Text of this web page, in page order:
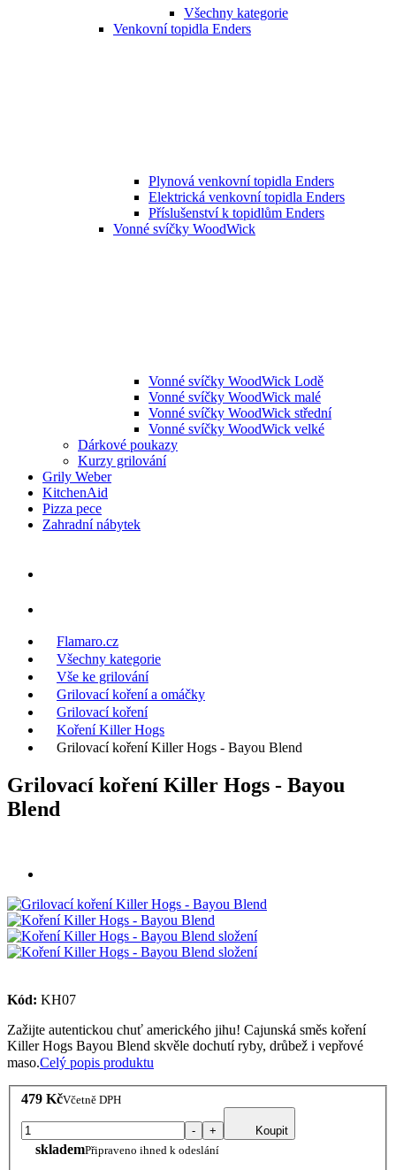
Všechny kategorie
Venkovní topidla Enders
Plynová venkovní topidla Enders
Elektrická venkovní topidla Enders
Příslušenství k topidlům Enders
Vonné svíčky WoodWick
Vonné svíčky WoodWick Lodě
Vonné svíčky WoodWick malé
Vonné svíčky WoodWick střední
Vonné svíčky WoodWick velké
Dárkové poukazy
Kurzy grilování
Grily Weber
KitchenAid
Pizza pece
Zahradní nábytek
Flamaro.cz
Všechny kategorie
Vše ke grilování
Grilovací koření a omáčky
Grilovací koření
Koření Killer Hogs
Grilovací koření Killer Hogs - Bayou Blend
Grilovací koření Killer Hogs - Bayou
Blend
Kód: KH07
Zažijte autentickou chuť amerického jihu! Cajunská směs koření
Killer Hogs Bayou Blend skvěle dochutí ryby, drůbež i vepřové
maso.Celý popis produktu
479 KčVčetně DPH
- + Koupit
sklademPřipraveno ihned k odeslání